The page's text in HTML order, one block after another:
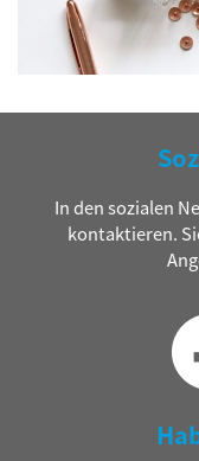
In den sozialen
kontaktieren.